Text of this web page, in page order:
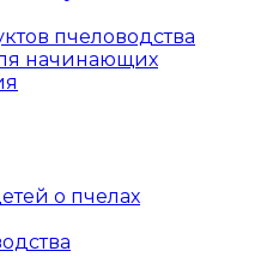
пчеловодства
начинающих
о пчелах